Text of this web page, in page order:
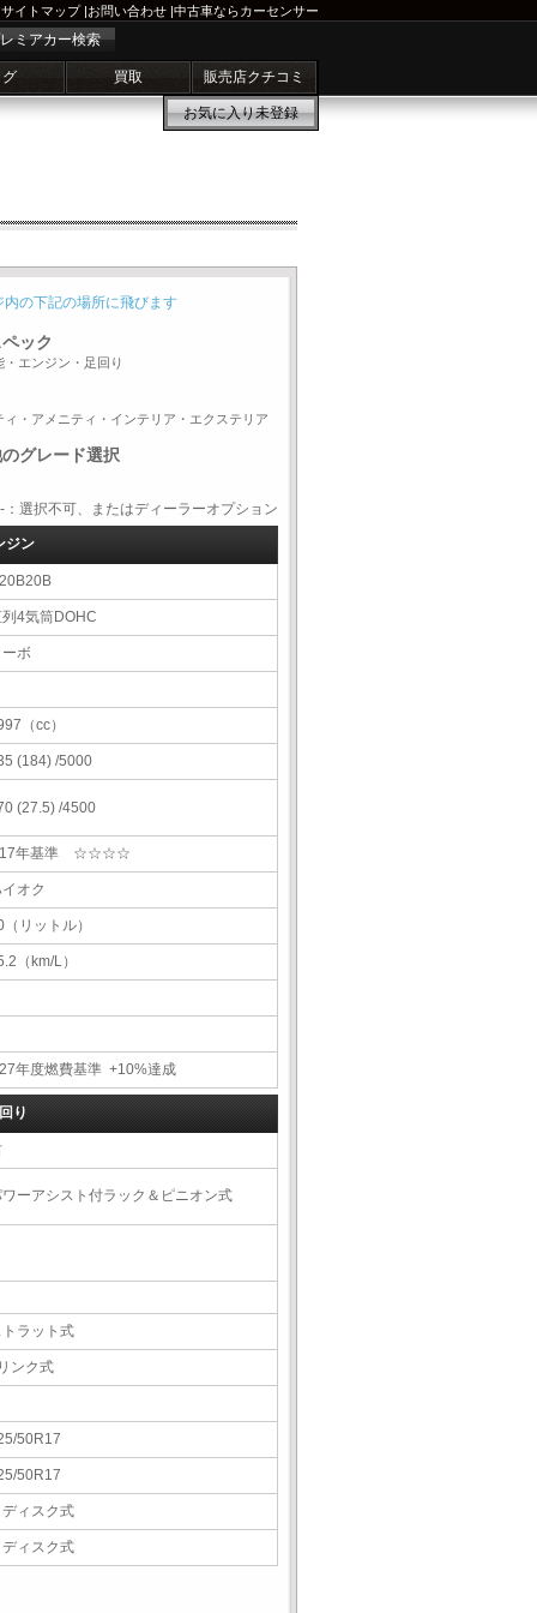
サイトマップ|お問い合わせ |中古車ならカーセンサー
ミアカー検索
買取 販売店クチコミ
お気に入り未登録
内の下記の場所に飛びます
ック
・エンジン・足回り
ィ・アメニティ・インテリア・エクステリア
グレード選択
択不可、またはディーラーオプション
ジン
4気筒DOHC
ーボ
（cc）
(184) /5000
(27.5) /4500
年基準 ☆☆☆☆
オク
（リットル）
（km/L）
年度燃費基準 +10%達成
り
ーアシスト付ラック＆ピニオン式
トラット式
ンク式
50R17
50R17
ディスク式
ディスク式